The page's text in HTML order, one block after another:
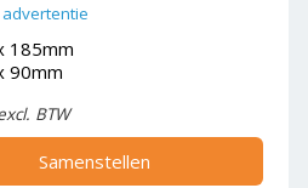
185mm
90mm
BTW
Samenstellen